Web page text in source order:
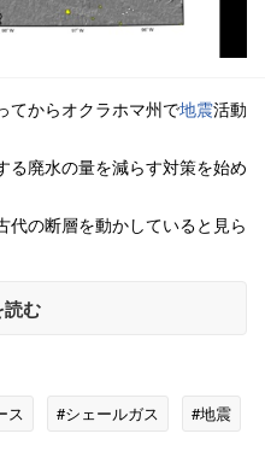
てからオクラホマ州で地震活動
る廃水の量を減らす対策を始め
代の断層を動かしていると見ら
む
ス #シェールガス #地震